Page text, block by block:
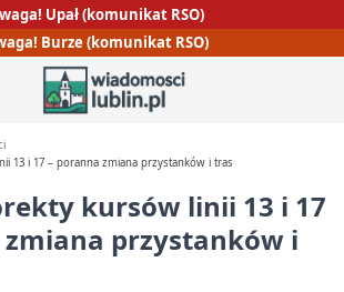
Upał (komunikat RSO)
Burze (komunikat RSO)
13 i 17 – poranna zmiana przystanków i tras
kursów linii 13 i 17
przystanków i